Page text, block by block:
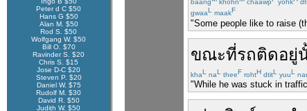
Peter d C $50
Hans G $50
Alan M. $50
Rod S. $50
Wolfgang W. $50
Bill O. $70
Ravinder S. $20
Chris S. $15
Jose D-C $20
Steven P. $20
Daniel W. $75
Rudolf M. $30
David R. $50
Judith W. $50
baang khohn chaawp yohk
gwaaL maakF
"Some people like to raise
ขณะที่รถติดอยู่
khaL naL theeF rohtH dtitL yuuL
"While he was stuck in